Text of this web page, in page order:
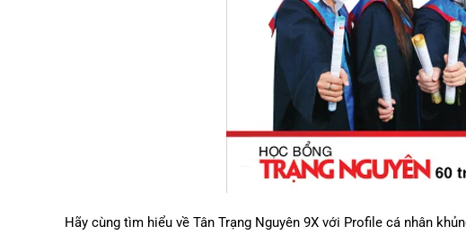
Hãy cùng tìm hiểu về Tân Trạng Nguyên 9X với Profile cá nhân